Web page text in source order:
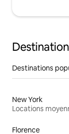
Destinations
New York
Florence